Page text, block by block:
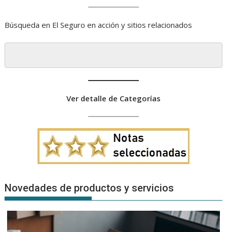
Búsqueda en El Seguro en acción y sitios relacionados
Ver detalle de Categorías
Novedades de productos y servicios